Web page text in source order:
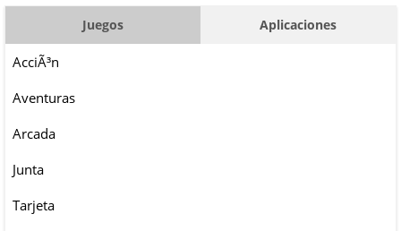
Juegos Aplicaciones
AcciÃ³n
Aventuras
Arcada
Junta
Tarjeta